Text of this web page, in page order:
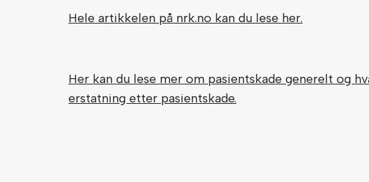
Hele artikkelen på nrk.no kan du lese her.
Her kan du lese mer om pasientskade generelt og
erstatning etter pasientskade.